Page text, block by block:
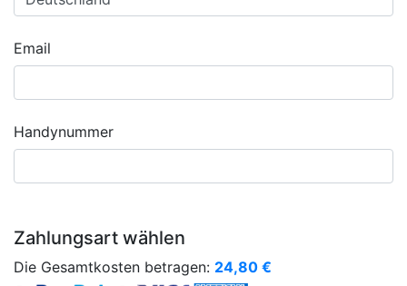
Email
Handynummer
Zahlungsart wählen
Die Gesamtkosten betragen: 24,80 €